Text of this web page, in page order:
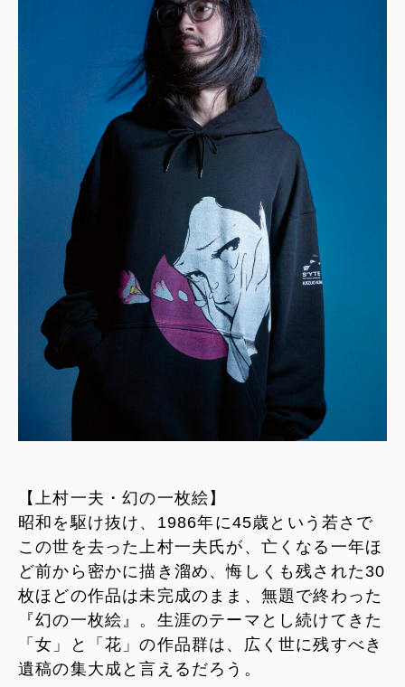
【上村一夫・幻の一枚絵】
昭和を駆け抜け、1986年に45歳という若さで
この世を去った上村一夫氏が、亡くなる一年ほ
ど前から密かに描き溜め、悔しくも残された30
枚ほどの作品は未完成のまま、無題で終わった
『幻の一枚絵』。生涯のテーマとし続けてきた
「女」と「花」の作品群は、広く世に残すべき
遺稿の集大成と言えるだろう。